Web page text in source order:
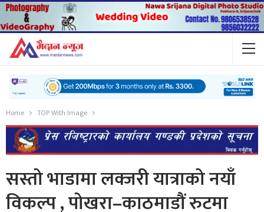
Home TOP With Image
सस्तो भाडामा लक्जरी यात्राको नयाँ
विकल्प , पोखरा–काठमाडौं रुटमा